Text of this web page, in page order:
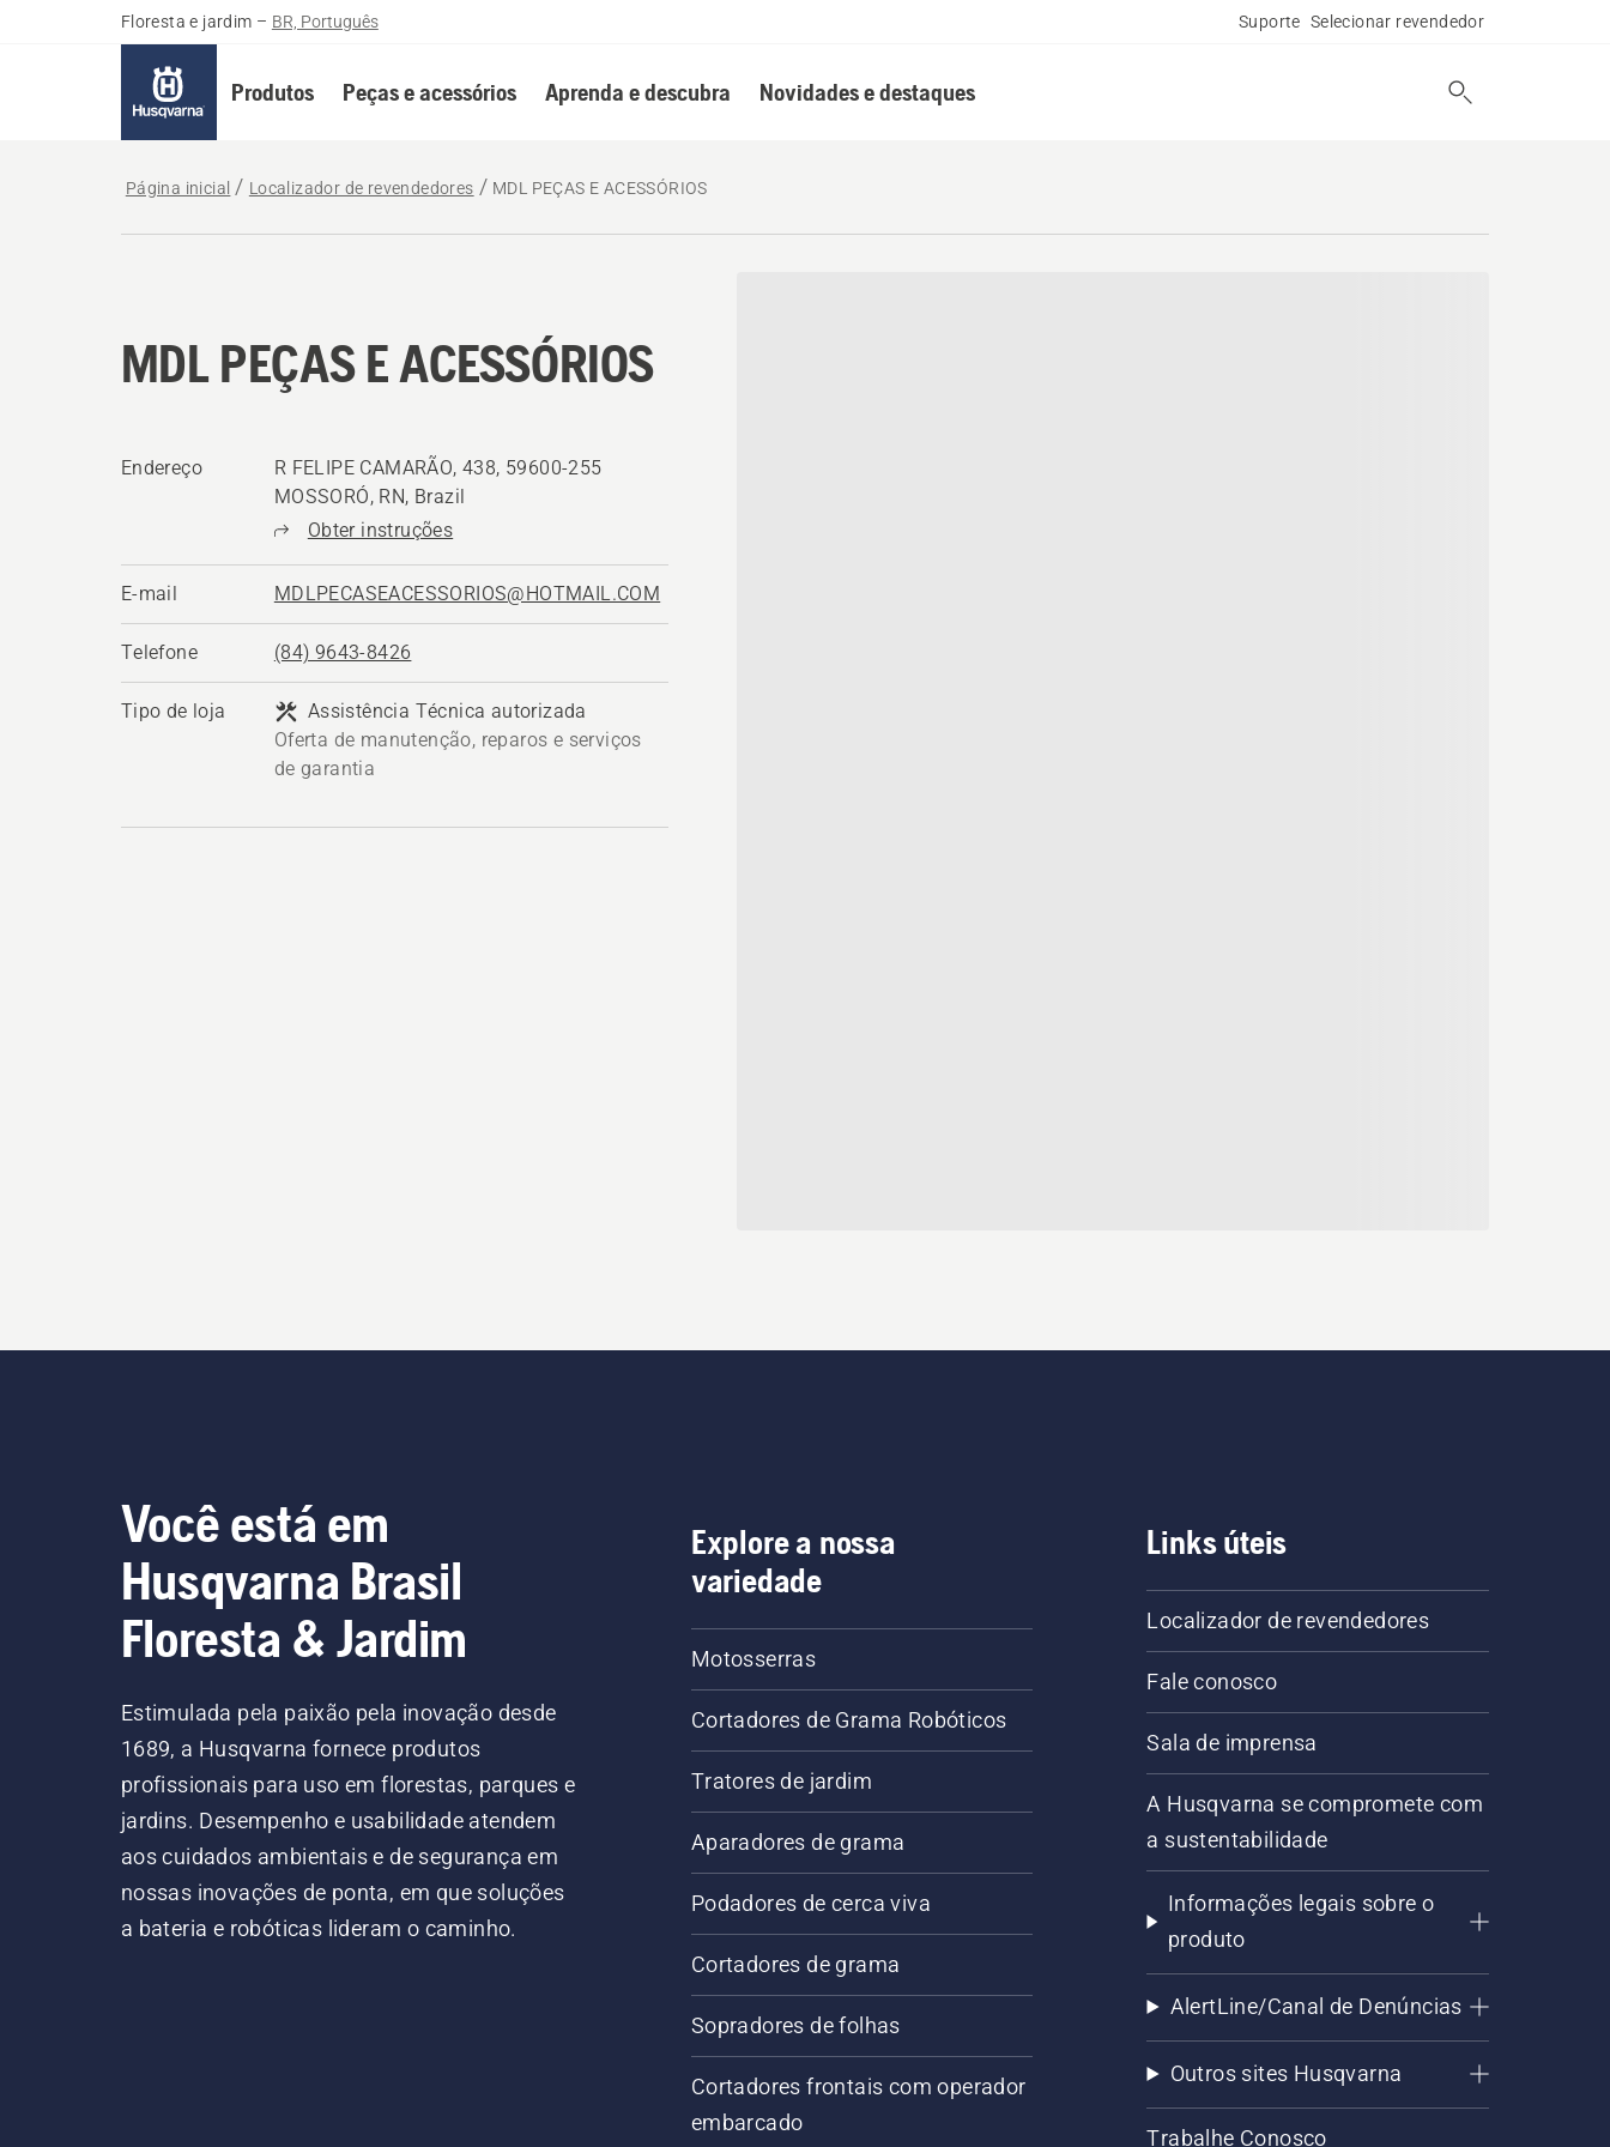
Floresta e jardim – BR, Português Suporte Selecionar revendedor
Produtos Peças e acessórios Aprenda e descubra Novidades e destaques
Página inicial Localizador de revendedores MDL PEÇAS E ACESSÓRIOS
MDL PEÇAS E ACESSÓRIOS
Endereço
R FELIPE CAMARÃO, 438, 59600-255
MOSSORÓ, RN, Brazil
Obter instruções
E-mail MDLPECASEACESSORIOS@HOTMAIL.COM
Telefone (84) 9643-8426
Tipo de loja
Assistência Técnica autorizada
Oferta de manutenção, reparos e serviços
de garantia
Você está em
Husqvarna Brasil
Floresta & Jardim
Estimulada pela paixão pela inovação desde
1689, a Husqvarna fornece produtos
profissionais para uso em florestas, parques e
jardins. Desempenho e usabilidade atendem
aos cuidados ambientais e de segurança em
nossas inovações de ponta, em que soluções
a bateria e robóticas lideram o caminho.
Explore a nossa
variedade
Motosserras
Cortadores de Grama Robóticos
Tratores de jardim
Aparadores de grama
Podadores de cerca viva
Cortadores de grama
Sopradores de folhas
Cortadores frontais com operador
embarcado
Links úteis
Localizador de revendedores
Fale conosco
Sala de imprensa
A Husqvarna se compromete com
a sustentabilidade
Informações legais sobre o
produto
AlertLine/Canal de Denúncias
Outros sites Husqvarna
Trabalhe Conosco